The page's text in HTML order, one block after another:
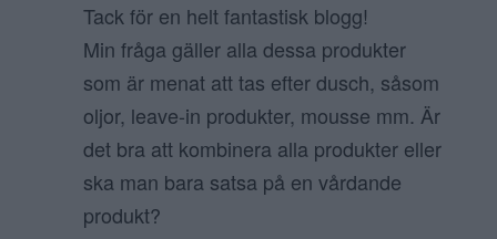
Tack för en helt fantastisk blogg!
Min fråga gäller alla dessa produkter
som är menat att tas efter dusch, såsom
oljor, leave-in produkter, mousse mm. Är
det bra att kombinera alla produkter eller
ska man bara satsa på en vårdande
produkt?